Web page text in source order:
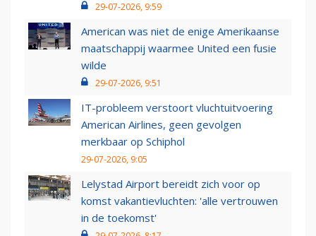
29-07-2026, 9:59
American was niet de enige Amerikaanse
maatschappij waarmee United een fusie
wilde
29-07-2026, 9:51
IT-probleem verstoort vluchtuitvoering
American Airlines, geen gevolgen
merkbaar op Schiphol
29-07-2026, 9:05
Lelystad Airport bereidt zich voor op
komst vakantievluchten: 'alle vertrouwen
in de toekomst'